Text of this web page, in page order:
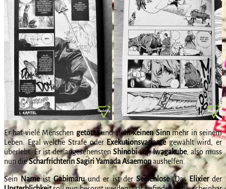
Er hat viele Menschen getötetund siehtkeinen Sinnmehr in seinem
Leben. Egal welche Strafe oder Exekutionsvariantegewählt wird, er
überlebt. Er ist der angesehensten ShinobivonIwagakube, also muss
nun dieScharfrichterin Sagiri Yamada Asaemonaushelfen.
SeinNameistGabimaruund er ist der Seelenlose. Das Elixierder